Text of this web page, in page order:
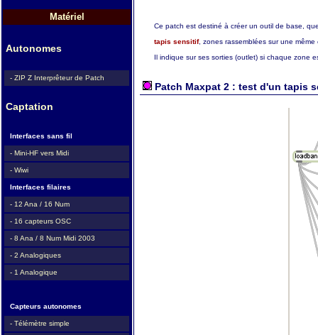
Matériel
Autonomes
- ZIP Z Interprêteur de Patch
Captation
Interfaces sans fil
- Mini-HF vers Midi
- Wiwi
Interfaces filaires
- 12 Ana / 16 Num
- 16 capteurs OSC
- 8 Ana / 8 Num Midi 2003
- 2 Analogiques
- 1 Analogique
Capteurs autonomes
- Télémètre simple
Ce patch est destiné à créer un outil de base,
tapis sensitif, zones rassemblées sur une même
Il indique sur ses sorties (outlet) si chaque zone
Patch Maxpat 2 : test d'un tapis